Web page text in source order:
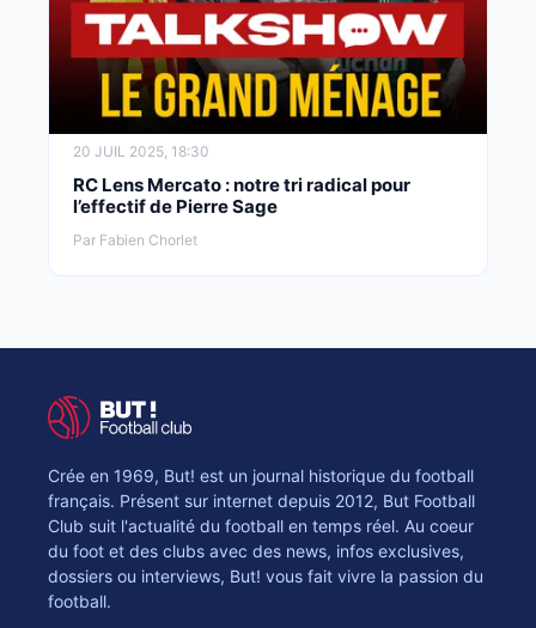
20 JUIL 2025, 18:30
RC Lens Mercato : notre tri radical pour
l’effectif de Pierre Sage
Par Fabien Chorlet
Crée en 1969, But! est un journal historique du football
français. Présent sur internet depuis 2012, But Football
Club suit l'actualité du football en temps réel. Au coeur
du foot et des clubs avec des news, infos exclusives,
dossiers ou interviews, But! vous fait vivre la passion du
football.